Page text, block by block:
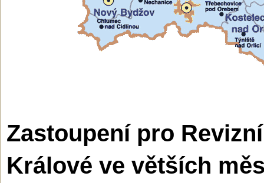
Zastoupení pro
Králové ve větších